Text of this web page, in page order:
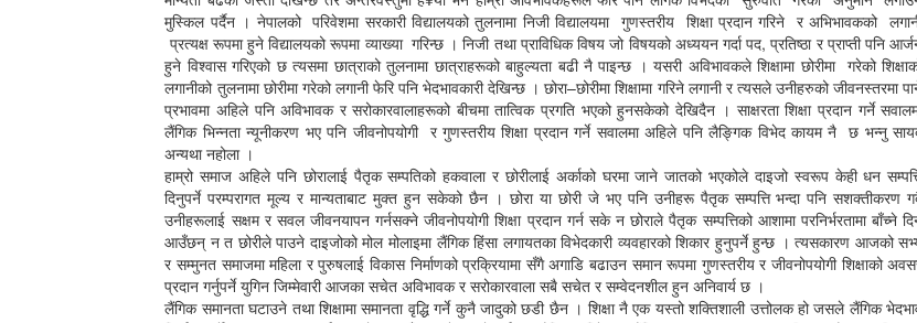
मुस्किल पर्दैन । नेपालको परिवेशमा सरकारी विद्यालयको तुलनामा निजी विद्यालयमा गुणस्तरीय शिक्षा प्रदान गरिने र अभिभावकको
प्रत्यक्ष रूपमा हुने विद्यालयको रूपमा व्याख्या गरिन्छ । निजी तथा प्राविधिक विषय जो विषयको अध्ययन गर्दा पद, प्रतिष्ठा र प्राप्ती पनि
हुने विश्वास गरिएको छ त्यसमा छात्राको तुलनामा छात्राहरूको बाहुल्यता बढी नै पाइन्छ । यसरी अविभावकले शिक्षामा छोरीमा गरेको
लगानीको तुलनामा छोरीमा गरेको लगानी फेरि पनि भेदभावकारी देखिन्छ । छोरा–छोरीमा शिक्षामा गरिने लगानी र त्यसले उनीहरुको जीवनस्तरमा
प्रभावमा अहिले पनि अविभावक र सरोकारवालाहरूको बीचमा तात्विक प्रगति भएको हुनसकेको देखिदैन । साक्षरता शिक्षा प्रदान गर्ने
लैंगिक भिन्नता न्यूनीकरण भए पनि जीवनोपयोगी र गुणस्तरीय शिक्षा प्रदान गर्ने सवालमा अहिले पनि लैङ्गिक विभेद कायम नै छ भन्नु
अन्यथा नहोला ।
हाम्रो समाज अहिले पनि छोरालाई पैतृक सम्पतिको हकवाला र छोरीलाई अर्काको घरमा जाने जातको भएकोले दाइजो स्वरूप केही धन
दिनुपर्ने परम्परागत मूल्य र मान्यताबाट मुक्त हुन सकेको छैन । छोरा या छोरी जे भए पनि उनीहरू पैतृक सम्पत्ति भन्दा पनि सशक्तीकरण
उनीहरूलाई सक्षम र सवल जीवनयापन गर्नसक्ने जीवनोपयोगी शिक्षा प्रदान गर्न सके न छोराले पैतृक सम्पत्तिको आशामा परनिर्भरतामा बाँच्ने
आउँछन् न त छोरीले पाउने दाइजोको मोल मोलाइमा लैंगिक हिंसा लगायतका विभेदकारी व्यवहारको शिकार हुनुपर्ने हुन्छ । त्यसकारण आजको
र सम्मुनत समाजमा महिला र पुरुषलाई विकास निर्माणको प्रक्रियामा सँगै अगाडि बढाउन समान रूपमा गुणस्तरीय र जीवनोपयोगी शिक्षाको
प्रदान गर्नुपर्ने युगिन जिम्मेवारी आजका सचेत अविभावक र सरोकारवाला सबै सचेत र सम्वेदनशील हुन अनिवार्य छ ।
लैंगिक समानता घटाउने तथा शिक्षामा समानता वृद्धि गर्ने कुनै जादुको छडी छैन । शिक्षा नै एक यस्तो शक्तिशाली उत्तोलक हो जसले लैंगिक